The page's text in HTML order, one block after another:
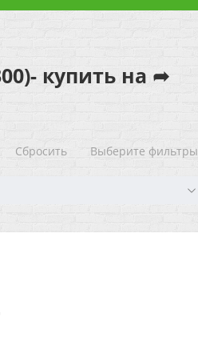
купить на ➦
Сбросить Выберите фильтры